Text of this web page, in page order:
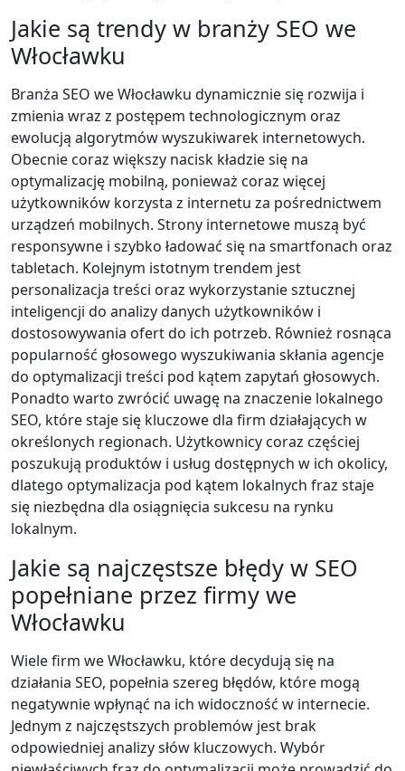
Jakie są trendy w branży SEO we
Włocławku
Branża SEO we Włocławku dynamicznie się rozwija i
zmienia wraz z postępem technologicznym oraz
ewolucją algorytmów wyszukiwarek internetowych.
Obecnie coraz większy nacisk kładzie się na
optymalizację mobilną, ponieważ coraz więcej
użytkowników korzysta z internetu za pośrednictwem
urządzeń mobilnych. Strony internetowe muszą być
responsywne i szybko ładować się na smartfonach oraz
tabletach. Kolejnym istotnym trendem jest
personalizacja treści oraz wykorzystanie sztucznej
inteligencji do analizy danych użytkowników i
dostosowywania ofert do ich potrzeb. Również rosnąca
popularność głosowego wyszukiwania skłania agencje
do optymalizacji treści pod kątem zapytań głosowych.
Ponadto warto zwrócić uwagę na znaczenie lokalnego
SEO, które staje się kluczowe dla firm działających w
określonych regionach. Użytkownicy coraz częściej
poszukują produktów i usług dostępnych w ich okolicy,
dlatego optymalizacja pod kątem lokalnych fraz staje
się niezbędna dla osiągnięcia sukcesu na rynku
lokalnym.
Jakie są najczęstsze błędy w SEO
popełniane przez firmy we
Włocławku
Wiele firm we Włocławku, które decydują się na
działania SEO, popełnia szereg błędów, które mogą
negatywnie wpłynąć na ich widoczność w internecie.
Jednym z najczęstszych problemów jest brak
odpowiedniej analizy słów kluczowych. Wybór